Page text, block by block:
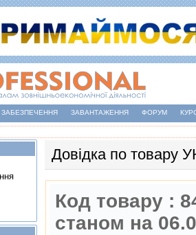
ЗАВАНТАЖЕННЯ ФОРУМ
Довідка по товару
Код товару :
станом на